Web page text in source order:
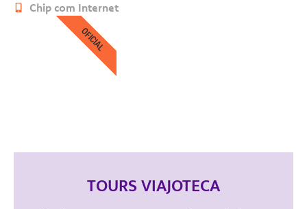
Chip com Internet
TOURS VIAJOTECA
OFICIAL